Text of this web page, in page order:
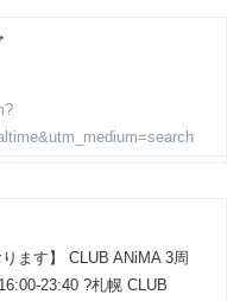
ます】 CLUB ANiMA 3周
23:40 ?️札幌 CLUB